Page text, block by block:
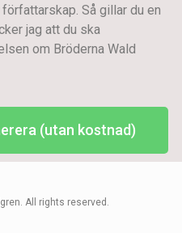
Så gillar du en
jag att du ska
om Bröderna Wald
(utan kostnad)
All rights reserved.